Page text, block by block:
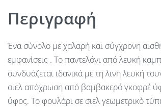
Περιγραφή
Ένα σύνολο με χαλαρή και σύγχρονη
εμφανίσεις . Το παντελόνι από λευκή
συνδυάζεται ιδανικά με τη λινή λευκή
σιελ απόχρωση από βαμβακερό γκοφρέ
ύφος. Το φουλάρι σε σιελ γεωμετρικό